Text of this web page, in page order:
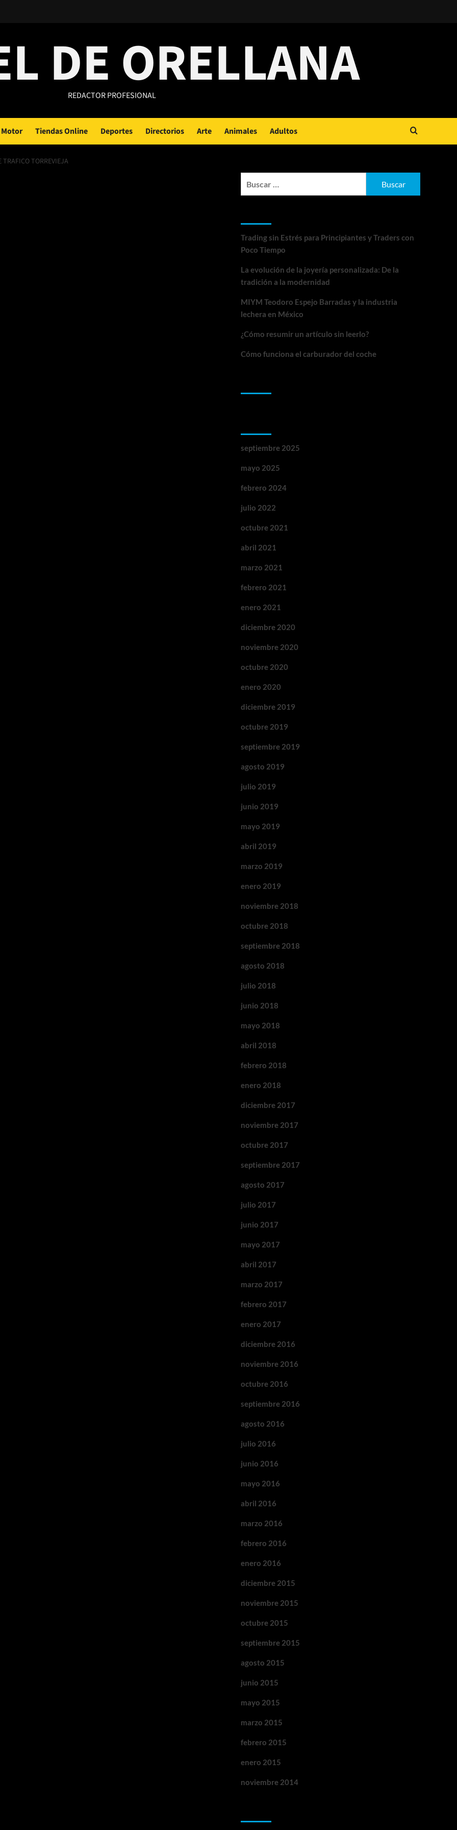
DE ORELLANA
REDACTOR PROFESIONAL
Motor Tiendas Online Deportes Directorios Arte Animales Adultos
TRAFICO TORREVIEJA
Trading sin Estrés para Principiantes y Traders con
Poco Tiempo
La evolución de la joyería personalizada: De la
tradición a la modernidad
MIYM Teodoro Espejo Barradas y la industria
lechera en México
¿Cómo resumir un artículo sin leerlo?
Cómo funciona el carburador del coche
septiembre 2025
mayo 2025
febrero 2024
julio 2022
octubre 2021
abril 2021
marzo 2021
febrero 2021
enero 2021
diciembre 2020
noviembre 2020
octubre 2020
enero 2020
diciembre 2019
octubre 2019
septiembre 2019
agosto 2019
julio 2019
junio 2019
mayo 2019
abril 2019
marzo 2019
enero 2019
noviembre 2018
octubre 2018
septiembre 2018
agosto 2018
julio 2018
junio 2018
mayo 2018
abril 2018
febrero 2018
enero 2018
diciembre 2017
noviembre 2017
octubre 2017
septiembre 2017
agosto 2017
julio 2017
junio 2017
mayo 2017
abril 2017
marzo 2017
febrero 2017
enero 2017
diciembre 2016
noviembre 2016
octubre 2016
septiembre 2016
agosto 2016
julio 2016
junio 2016
mayo 2016
abril 2016
marzo 2016
febrero 2016
enero 2016
diciembre 2015
noviembre 2015
octubre 2015
septiembre 2015
agosto 2015
junio 2015
mayo 2015
marzo 2015
febrero 2015
enero 2015
noviembre 2014